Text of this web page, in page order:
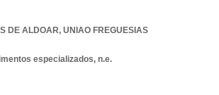
DE ALDOAR, UNIAO FREGUESIAS
especializados, n.e.